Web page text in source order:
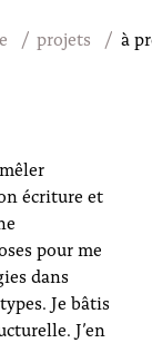
projets à
écriture et
pour me
dans
Je bâtis
J’en